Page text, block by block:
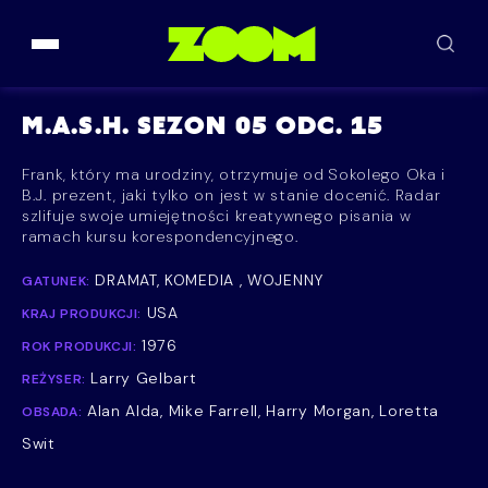
M.A.S.H. SEZON 05 ODC. 15
Frank, który ma urodziny, otrzymuje od Sokolego Oka i
B.J. prezent, jaki tylko on jest w stanie docenić. Radar
szlifuje swoje umiejętności kreatywnego pisania w
ramach kursu korespondencyjnego.
GATUNEK: DRAMAT, KOMEDIA , WOJENNY
KRAJ PRODUKCJI: USA
ROK PRODUKCJI: 1976
REŻYSER: Larry Gelbart
OBSADA: Alan Alda, Mike Farrell, Harry Morgan, Loretta
Swit